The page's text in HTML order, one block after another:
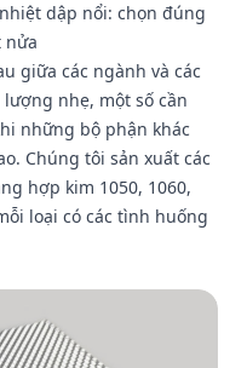
dập nổi: chọn đúng
nửa
giữa các ngành và các
nhẹ, một số cần
những bộ phận khác
Chúng tôi sản xuất các
hợp kim 1050, 1060,
loại có các tình huống